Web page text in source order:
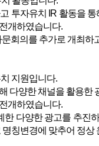
투자유치 IR 활동을
개하였습니다.
회의를 추가로 개최
지원입니다.
다양한 채널을 활용
개하였습니다.
한 다양한 광고를 추진
칭변경에 맞추어 정상